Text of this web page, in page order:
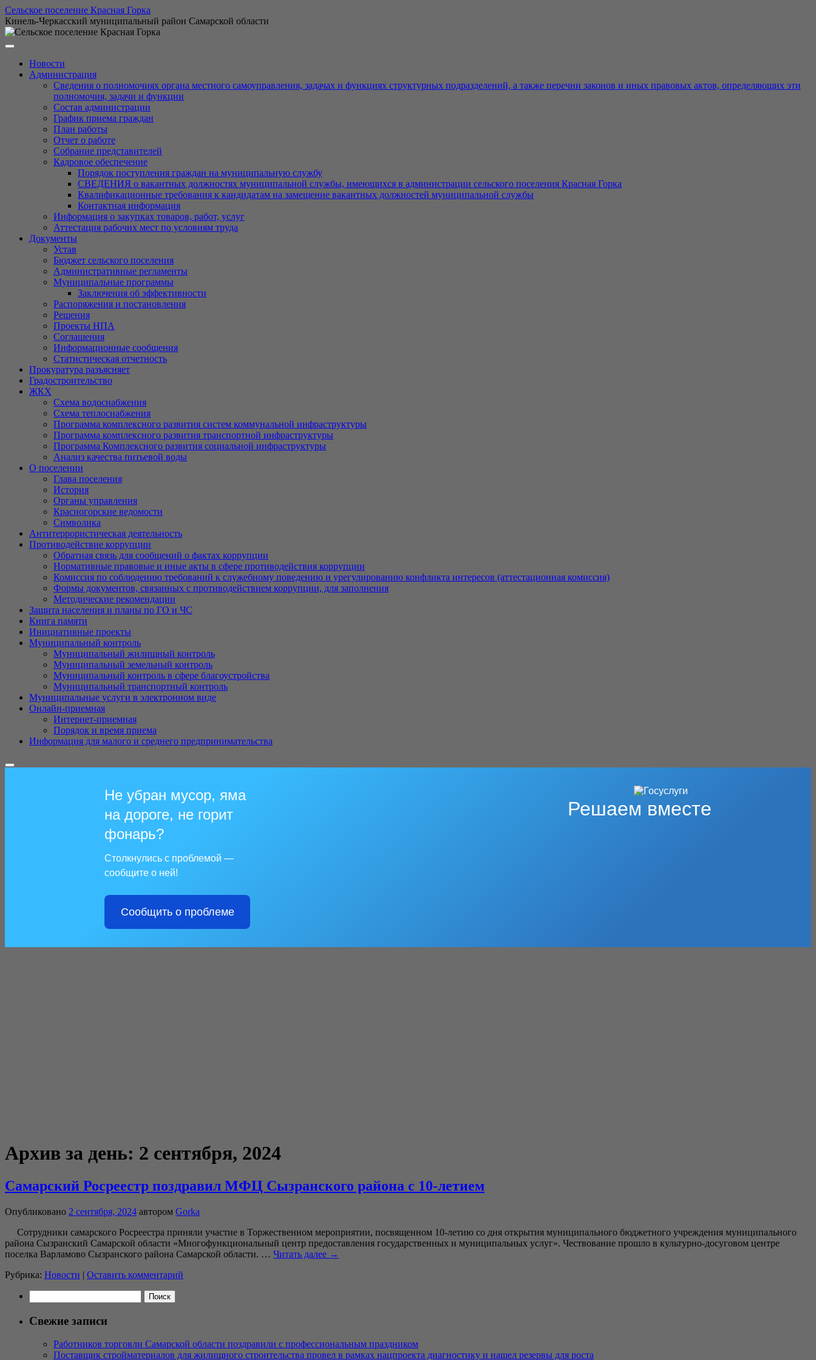
Перейти
к
содержимому
Сельское поселение Красная Горка
Кинель-Черкасский муниципальный район Самарской области
Новости
Администрация
Сведения о полномочиях органа местного самоуправления, задачах и функциях структурных подразделений, а также перечни законов и иных правовых актов, определяющих эти
полномочия, задачи и функции
Состав администрации
График приема граждан
План работы
Отчет о работе
Собрание представителей
Кадровое обеспечение
Порядок поступления граждан на муниципальную службу
СВЕДЕНИЯ о вакантных должностях муниципальной службы, имеющихся в администрации сельского поселения Красная Горка
Квалификационные требования к кандидатам на замещение вакантных должностей муниципальной службы
Контактная информация
Информация о закупках товаров, работ, услуг
Аттестация рабочих мест по условиям труда
Документы
Устав
Бюджет сельского поселения
Административные регламенты
Муниципальные программы
Заключения об эффективности
Распоряжения и постановления
Решения
Проекты НПА
Соглашения
Информационные сообщения
Статистическая отчетность
Прокуратура разъясняет
Градостроительство
ЖКХ
Схема водоснабжения
Схема теплоснабжения
Программа комплексного развития систем коммунальной инфраструктуры
Программа комплексного развития транспортной инфраструктуры
Программа Комплексного развития социальной инфраструктуры
Анализ качества питьевой воды
О поселении
Глава поселения
История
Органы управления
Красногорские ведомости
Символика
Антитеррористическая деятельность
Противодействие коррупции
Обратная связь для сообщений о фактах коррупции
Нормативные правовые и иные акты в сфере противодействия коррупции
Комиссия по соблюдению требований к служебному поведению и урегулированию конфликта интересов (аттестационная комиссия)
Формы документов, связанных с противодействием коррупции, для заполнения
Методические рекомендации
Защита населения и планы по ГО и ЧC
Книга памяти
Инициативные проекты
Муниципальный контроль
Муниципальный жилищный контроль
Муниципальный земельный контроль
Муниципальный контроль в сфере благоустройства
Муниципальный транспортный контроль
Муниципальные услуги в электронном виде
Онлайн-приемная
Интернет-приемная
Порядок и время приема
Информация для малого и среднего предпринимательства
Решаем вместе
Не убран мусор, яма
на дороге, не горит
фонарь?
Столкнулись с проблемой —
сообщите о ней!
Сообщить о проблеме
Архив за день: 2 сентября, 2024
Самарский Росреестр поздравил МФЦ Сызранского района с 10-летием
Опубликовано 2 сентября, 2024 автором Gorka
Сотрудники самарского Росреестра приняли участие в Торжественном мероприятии, посвященном 10-летию со дня открытия муниципального бюджетного учреждения муниципального
района Сызранский Самарской области «Многофункциональный центр предоставления государственных и муниципальных услуг». Чествование прошло в культурно-досуговом центре
поселка Варламово Сызранского района Самарской области. … Читать далее →
Рубрика: Новости | Оставить комментарий
Свежие записи
Работников торговли Самарской области поздравили с профессиональным праздником
Поставщик стройматериалов для жилищного строительства провел в рамках нацпроекта диагностику и нашел резервы для роста